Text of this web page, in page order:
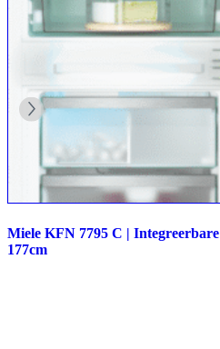
Miele KFN 7795 C |
177cm